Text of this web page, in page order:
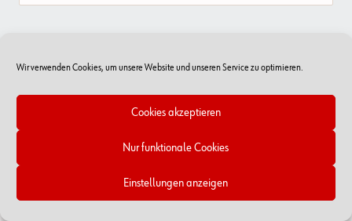
Wir verwenden Cookies, um unsere Website und unseren Service zu optimieren.
Cookies akzeptieren
Nur funktionale Cookies
Einstellungen anzeigen